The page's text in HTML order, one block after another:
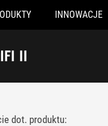
INNOWACJE
II
dot. produktu: